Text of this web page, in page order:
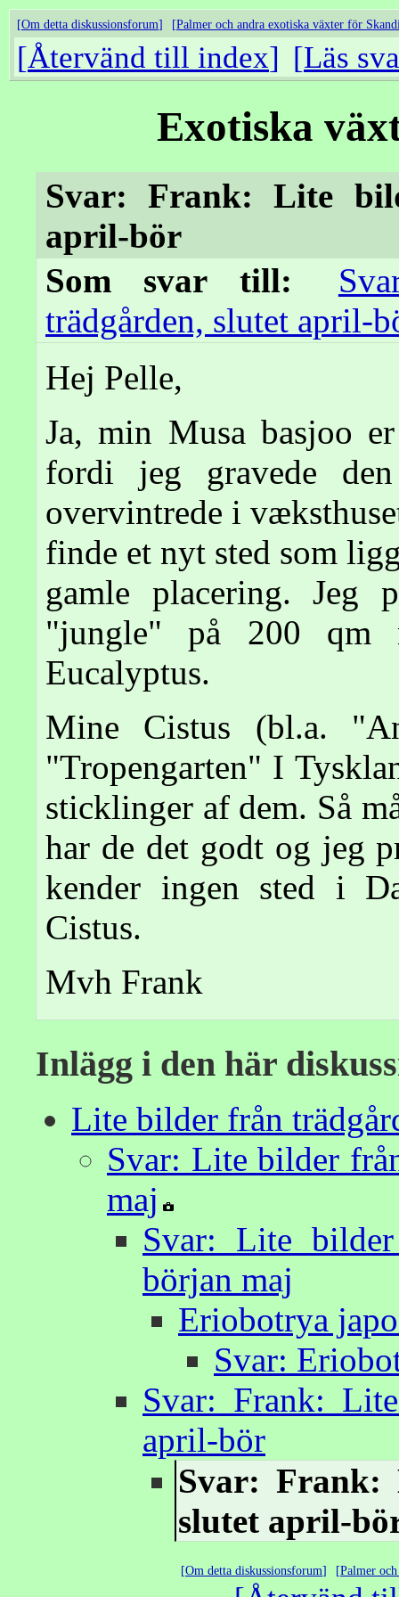
Om detta diskussionsforum Palmer och andra exotiska växter för
Återvänd till index Läs
Exotiska
Svar: Frank: Lite
april-bör
Som svar till:
trädgården, slutet april-
Hej Pelle,
Ja, min Musa basjoo
fordi jeg gravede
overvintrede i
finde et nyt sted som
gamle placering. Jeg
"jungle" på 200 qm
Eucalyptus.
Mine Cistus (bl.a.
"Tropengarten" I
sticklinger af dem. Så
har de det godt og jeg
kender ingen sted i
Cistus.
Mvh Frank
Inlägg i den här
Lite bilder från
Svar: Lite bilder
maj
Svar: Lite
början maj
Eriobotrya
Svar:
Svar: Frank:
april-bör
Svar: Frank:
slutet april-
Om detta diskussionsforum Palmer